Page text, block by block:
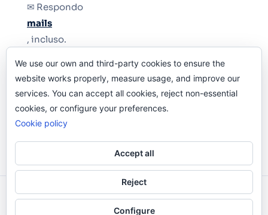
✉ Respondo
mails
, incluso.
Y si una persona no puede tener teléfono, que
le quiten el teléfono.
Odi O'Malley © 2016-2025. Todos Los Derechos
Reservados.
We use our own and third-party cookies to ensure the
website works properly, measure usage, and improve our
services. You can accept all cookies, reject non-essential
cookies, or configure your preferences.
Cookie policy
Accept all
Reject
Configure